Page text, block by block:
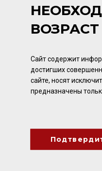
ВОЗРАСТ
Сайт содержит
достигших
сайте, носят
предназначены